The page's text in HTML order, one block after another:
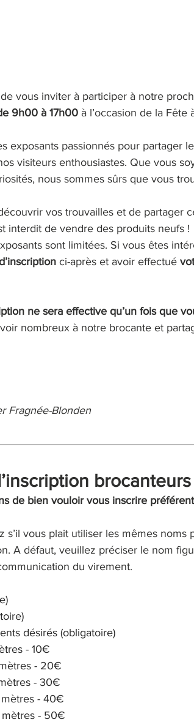
vous inviter à participer à notre
9h00 à 17h00 à l’occasion de la Fête
exposants passionnés pour partager
visiteurs enthousiastes. Que vous
nous sommes sûrs que vous
vos trouvailles et de partager
interdit de vendre des produits neufs !
sont limitées. Si vous êtes
ci-après et avoir effectué
ne sera effective qu’un fois que
nombreux à notre brocante et
Fragnée-Blonden
brocanteurs
de bien vouloir vous inscrire
s’il vous plait utiliser les mêmes
A défaut, veuillez préciser le nom
du virement.
désirés (obligatoire)
- 10€
- 20€
- 30€
- 40€
mètres - 50€